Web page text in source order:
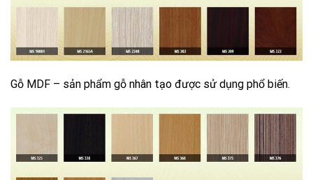
Gỗ MDF – sản phẩm gỗ nhân tạo được sử dụng phổ biến.